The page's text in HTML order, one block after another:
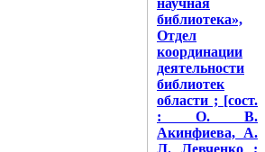
библиотека»,
Отдел
координации
деятельности
библиотек
области ; [сост.
: О. В.
Акинфиева, А.
Л. Левченко ;